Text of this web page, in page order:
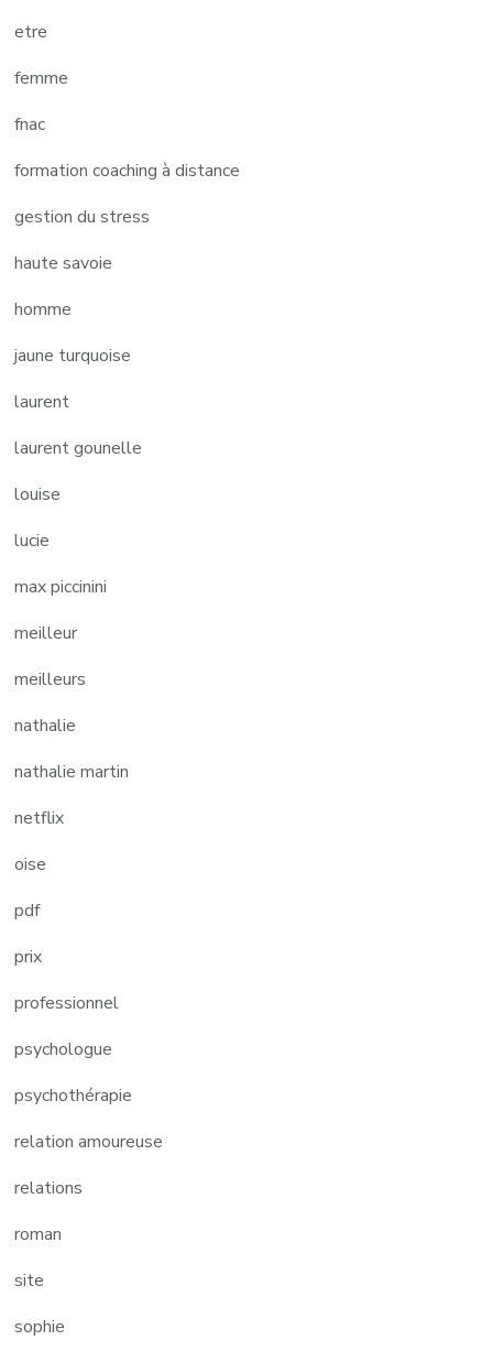
etre
femme
fnac
formation coaching à distance
gestion du stress
haute savoie
homme
jaune turquoise
laurent
laurent gounelle
louise
lucie
max piccinini
meilleur
meilleurs
nathalie
nathalie martin
netflix
oise
pdf
prix
professionnel
psychologue
psychothérapie
relation amoureuse
relations
roman
site
sophie